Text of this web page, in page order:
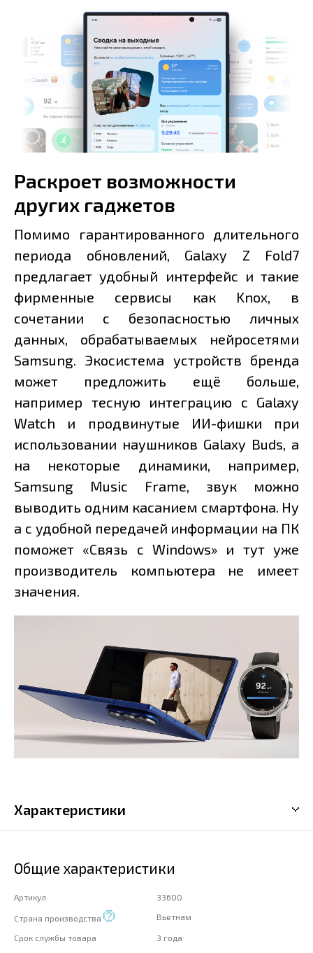
Раскроет возможности
других гаджетов
Помимо гарантированного длительного
периода обновлений, Galaxy Z Fold7
предлагает удобный интерфейс и такие
фирменные сервисы как Knox, в
сочетании с безопасностью личных
данных, обрабатываемых нейросетями
Samsung. Экосистема устройств бренда
может предложить ещё больше,
например тесную интеграцию с Galaxy
Watch и продвинутые ИИ-фишки при
использовании наушников Galaxy Buds, а
на некоторые динамики, например,
Samsung Music Frame, звук можно
выводить одним касанием смартфона. Ну
а с удобной передачей информации на ПК
поможет «Cвязь с Windows» и тут уже
производитель компьютера не имеет
значения.
Характеристики
Общие характеристики
Артикул 33600
Страна производства Вьетнам
Срок службы товара
3 года